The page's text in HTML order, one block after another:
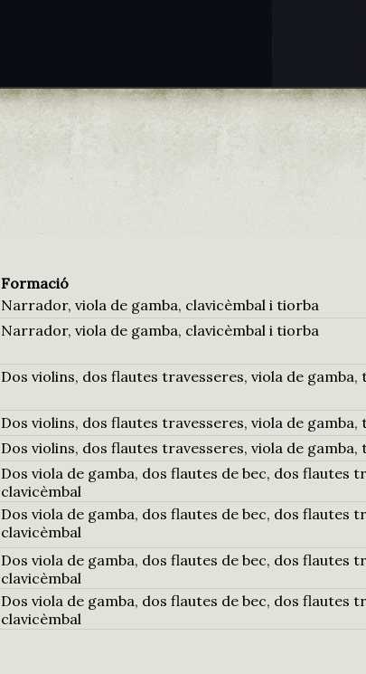
Formació
Narrador, viola de gamba, clavicèmbal i tiorba
Narrador, viola de gamba, clavicèmbal i tiorba
Dos violins, dos flautes travesseres, viola de
Dos violins, dos flautes travesseres, viola de
Dos violins, dos flautes travesseres, viola de
Dos viola de gamba, dos flautes de bec, dos flautes
clavicèmbal
Dos viola de gamba, dos flautes de bec, dos flautes
clavicèmbal
Dos viola de gamba, dos flautes de bec, dos flautes
clavicèmbal
Dos viola de gamba, dos flautes de bec, dos flautes
clavicèmbal